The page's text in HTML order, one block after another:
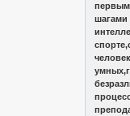
шагами
человек